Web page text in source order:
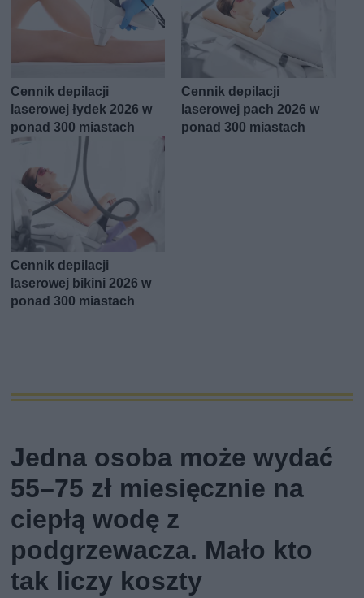
Cennik depilacji
laserowej łydek 2026 w
ponad 300 miastach
Cennik depilacji
laserowej pach 2026 w
ponad 300 miastach
Cennik depilacji
laserowej bikini 2026 w
ponad 300 miastach
Jedna osoba może wydać
55–75 zł miesięcznie na
ciepłą wodę z
podgrzewacza. Mało kto
tak liczy koszty